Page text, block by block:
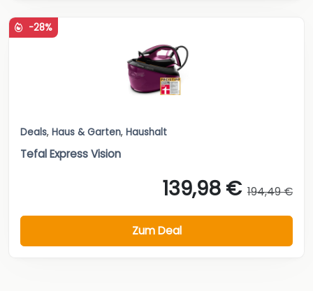
-28%
Deals, Haus & Garten, Haushalt
Tefal Express Vision
139,98 € 194,49 €
Zum Deal